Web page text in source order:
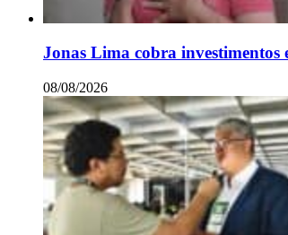
Jonas Lima cobra investimentos
08/08/2026